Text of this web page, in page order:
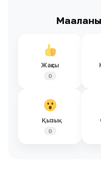
Жақсы
0
Қызық
0